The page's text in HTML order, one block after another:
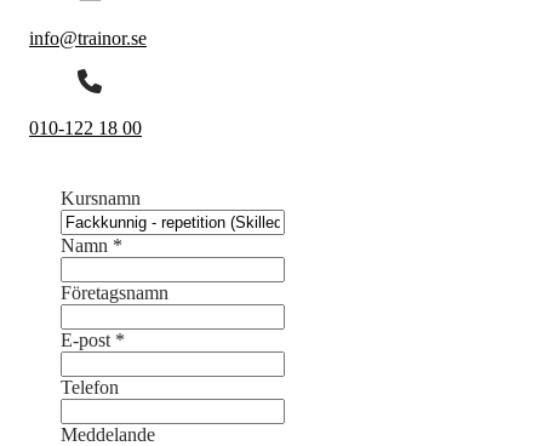
info@trainor.se
010-122 18 00
Kursnamn
Namn *
Företagsnamn
E-post *
Telefon
Meddelande